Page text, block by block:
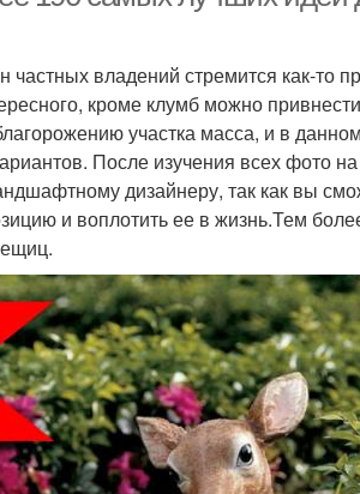
владений стремится как-то
кроме клумб можно
участка масса, и в
После изучения всех фото
дизайнеру, так как вы
и воплотить ее в жизнь.Тем